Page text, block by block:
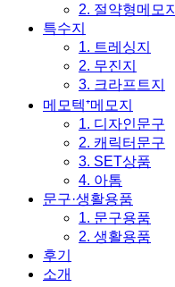
2. 절약형메모지
특수지
1. 트레싱지
2. 무진지
3. 크라프트지
메모텍⁺메모지
1. 디자인문구
2. 캐릭터문구
3. SET상품
4. 아톰
문구·생활용품
1. 문구용품
2. 생활용품
후기
소개